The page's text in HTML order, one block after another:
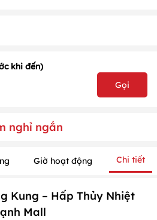
khi đến)
Gọi
nghỉ ngắn
Giờ hoạt động Chi tiết
Kung – Hấp Thủy Nhiệt
Mall